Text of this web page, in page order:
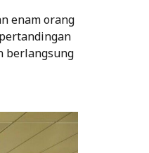
enam orang
berlangsung